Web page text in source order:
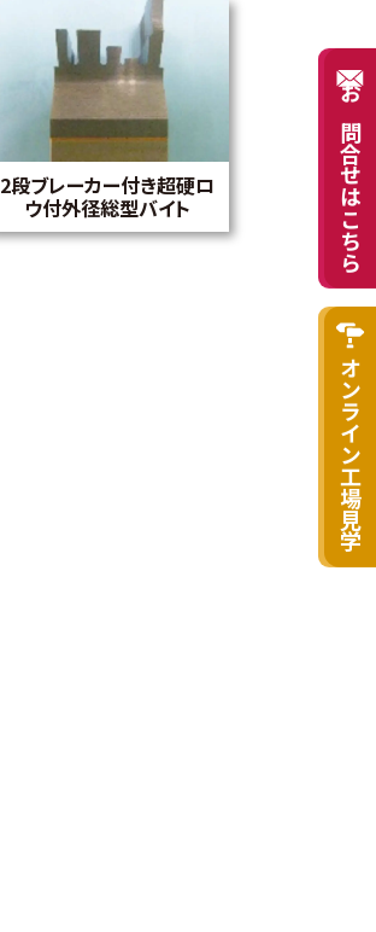
2段ブレーカー付き超硬ロ
ウ付外径総型バイト お問合せはこちら
オンライン工場見学